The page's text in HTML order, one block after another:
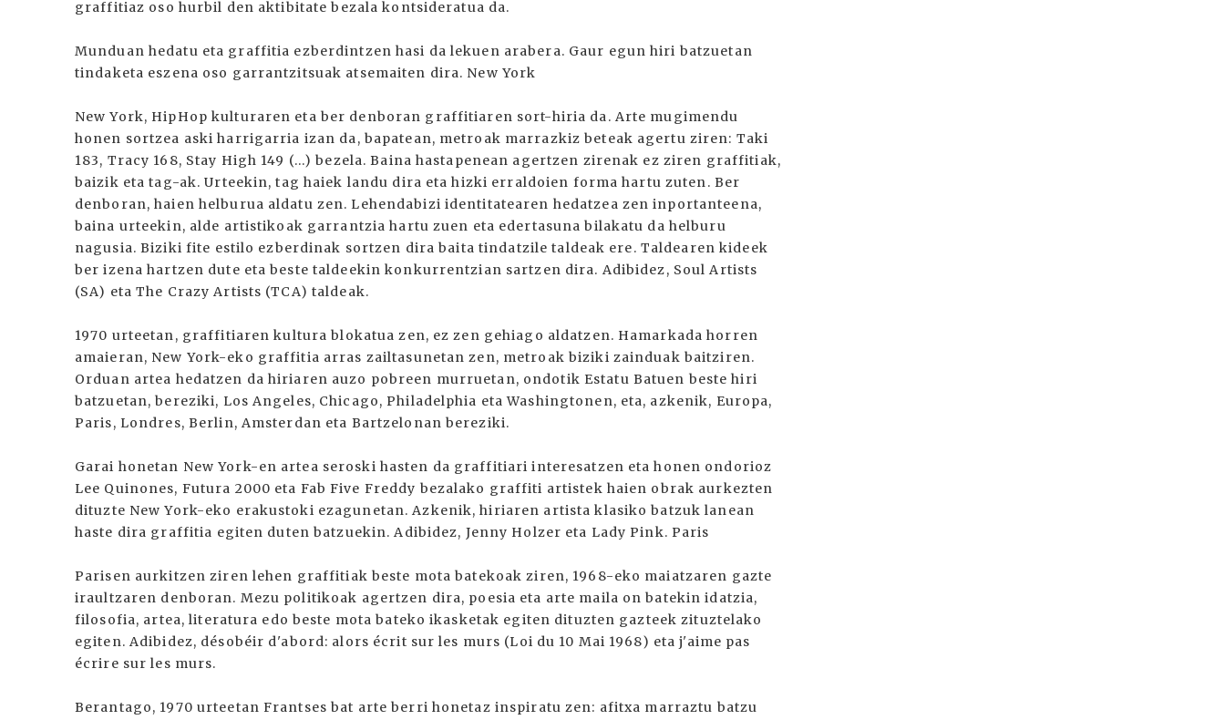
graffitiaz oso hurbil den aktibitate bezala kontsideratua da.
Munduan hedatu eta graffitia ezberdintzen hasi da lekuen arabera. Gaur egun hiri batzuetan
tindaketa eszena oso garrantzitsuak atsemaiten dira. New York
New York, HipHop kulturaren eta ber denboran graffitiaren sort-hiria da. Arte mugimendu
honen sortzea aski harrigarria izan da, bapatean, metroak marrazkiz beteak agertu ziren: Taki
183, Tracy 168, Stay High 149 (...) bezela. Baina hastapenean agertzen zirenak ez ziren graffitiak,
baizik eta tag-ak. Urteekin, tag haiek landu dira eta hizki erraldoien forma hartu zuten. Ber
denboran, haien helburua aldatu zen. Lehendabizi identitatearen hedatzea zen inportanteena,
baina urteekin, alde artistikoak garrantzia hartu zuen eta edertasuna bilakatu da helburu
nagusia. Biziki fite estilo ezberdinak sortzen dira baita tindatzile taldeak ere. Taldearen kideek
ber izena hartzen dute eta beste taldeekin konkurrentzian sartzen dira. Adibidez, Soul Artists
(SA) eta The Crazy Artists (TCA) taldeak.
1970 urteetan, graffitiaren kultura blokatua zen, ez zen gehiago aldatzen. Hamarkada horren
amaieran, New York-eko graffitia arras zailtasunetan zen, metroak biziki zainduak baitziren.
Orduan artea hedatzen da hiriaren auzo pobreen murruetan, ondotik Estatu Batuen beste hiri
batzuetan, bereziki, Los Angeles, Chicago, Philadelphia eta Washingtonen, eta, azkenik, Europa,
Paris, Londres, Berlin, Amsterdan eta Bartzelonan bereziki.
Garai honetan New York-en artea seroski hasten da graffitiari interesatzen eta honen ondorioz
Lee Quinones, Futura 2000 eta Fab Five Freddy bezalako graffiti artistek haien obrak aurkezten
dituzte New York-eko erakustoki ezagunetan. Azkenik, hiriaren artista klasiko batzuk lanean
haste dira graffitia egiten duten batzuekin. Adibidez, Jenny Holzer eta Lady Pink. Paris
Parisen aurkitzen ziren lehen graffitiak beste mota batekoak ziren, 1968-eko maiatzaren gazte
iraultzaren denboran. Mezu politikoak agertzen dira, poesia eta arte maila on batekin idatzia,
filosofia, artea, literatura edo beste mota bateko ikasketak egiten dituzten gazteek zituztelako
egiten. Adibidez, désobéir d'abord: alors écrit sur les murs (Loi du 10 Mai 1968) eta j'aime pas
écrire sur les murs.
Berantago, 1970 urteetan Frantses bat arte berri honetaz inspiratu zen: afitxa marraztu batzu